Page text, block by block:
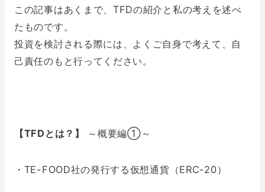
この記事はあくまで、TFDの紹介と私の考えを述べ
たものです。
投資を検討される際には、よくご自身で考えて、自
己責任のもと行ってください。
【TFDとは？】 ～概要編①～
・TE-FOOD社の発行する仮想通貨（ERC-20）